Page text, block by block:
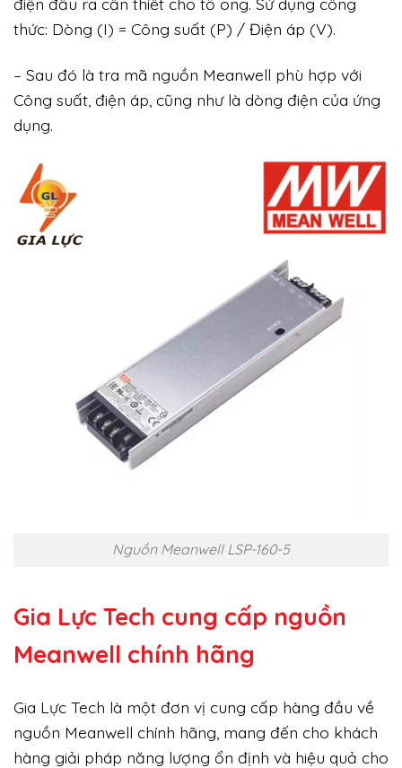
thức: Dòng (I) = Công suất (P) / Điện áp (V).
– Sau đó là tra mã nguồn Meanwell phù hợp với
Công suất, điện áp, cũng như là dòng điện của ứng
dụng.
Nguồn Meanwell LSP-160-5
Gia Lực Tech cung cấp nguồn
Meanwell chính hãng
Gia Lực Tech là một đơn vị cung cấp hàng đầu về
nguồn Meanwell chính hãng, mang đến cho khách
hàng giải pháp năng lượng ổn định và hiệu quả cho